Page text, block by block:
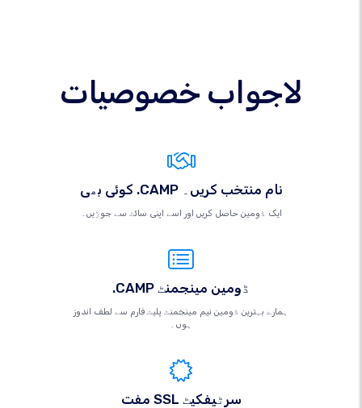
لاجواب خصوصیات
کوئی بھی .CAMP نام منتخب کریں۔
ایک ڈومین حاصل کریں اور اسے اپنی سائٹ سے جوڑیں۔
.CAMP ڈومین مینجمنٹ
ہمارے بہترین ڈومین نیم مینجمنٹ پلیٹ فارم سے لطف اندوز
ہوں۔
مفت SSL سرٹیفکیٹ